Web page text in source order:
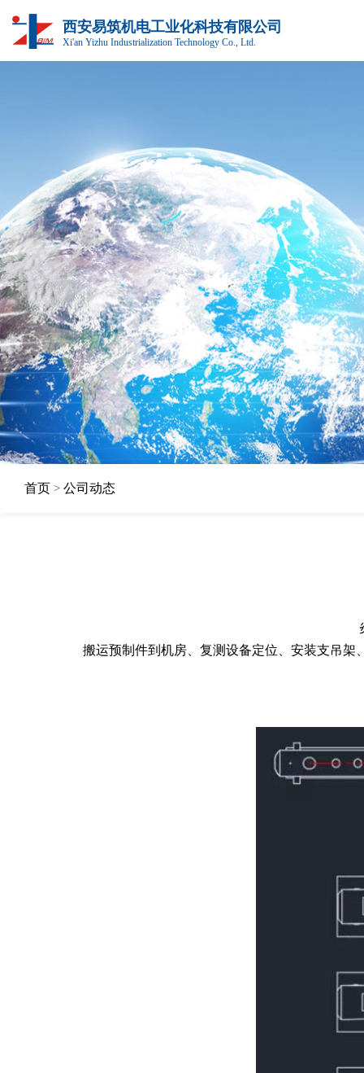
西安易筑机电工业化科技有限公司
Xi'an Yizhu Industrialization Technology Co., Ltd.
首页 > 公司动态
搬运预制件到机房、复测设备定位、安装支吊架